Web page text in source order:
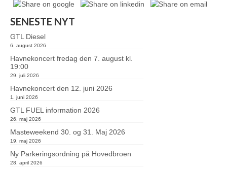
SENESTE NYT
GTL Diesel
6. august 2026
Havnekoncert fredag den 7. august kl.
19:00
29. juli 2026
Havnekoncert den 12. juni 2026
1. juni 2026
GTL FUEL information 2026
26. maj 2026
Masteweekend 30. og 31. Maj 2026
19. maj 2026
Ny Parkeringsordning på Hovedbroen
28. april 2026